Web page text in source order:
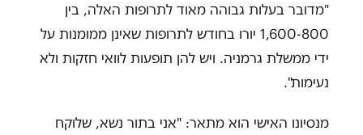
"מדובר בעלות גבוהה מאוד לתרופות האלה, בין
1,600-800 יורו בחודש לתרופות שאינן ממומנות על
ידי ממשלת גרמניה. ויש להן תופעות לוואי חזקות ולא
נעימות".
מנסיונו האישי הוא מתאר: "אני בתור נשא, שלוקח